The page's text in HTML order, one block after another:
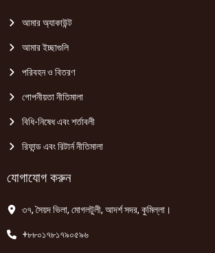
আমার অ্যাকাউন্ট
আমার ইচ্ছাগুলি
পরিবহন ও বিতরণ
গোপনীয়তা নীতিমালা
বিধি-নিষেধ এবং শর্তাবলী
রিফান্ড এবং রিটার্ন নীতিমালা
যোগাযোগ করুন
৩৭, সৈয়দ ভিলা, মোগলটুলী, আদর্শ সদর, কুমিল্লা।
+৮৮০১৭৮১৭৯০৫৯৬